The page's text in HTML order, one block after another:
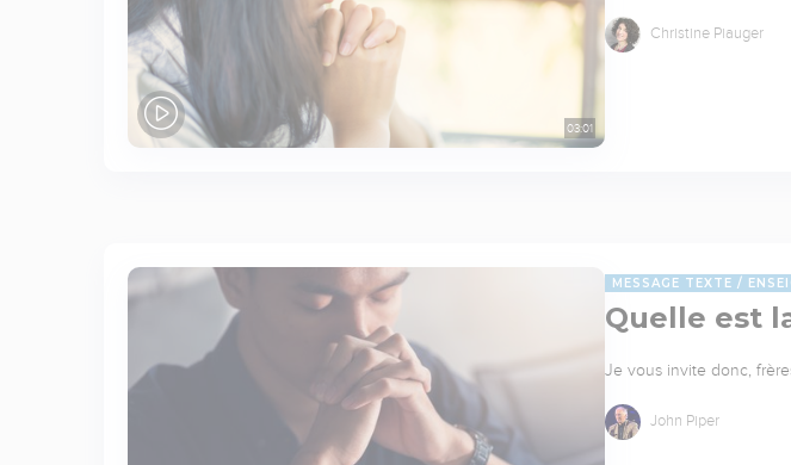
03:01
Christine Piauger
MESSAGE TEXTE
Quelle est
Je vous invite donc,
John Piper